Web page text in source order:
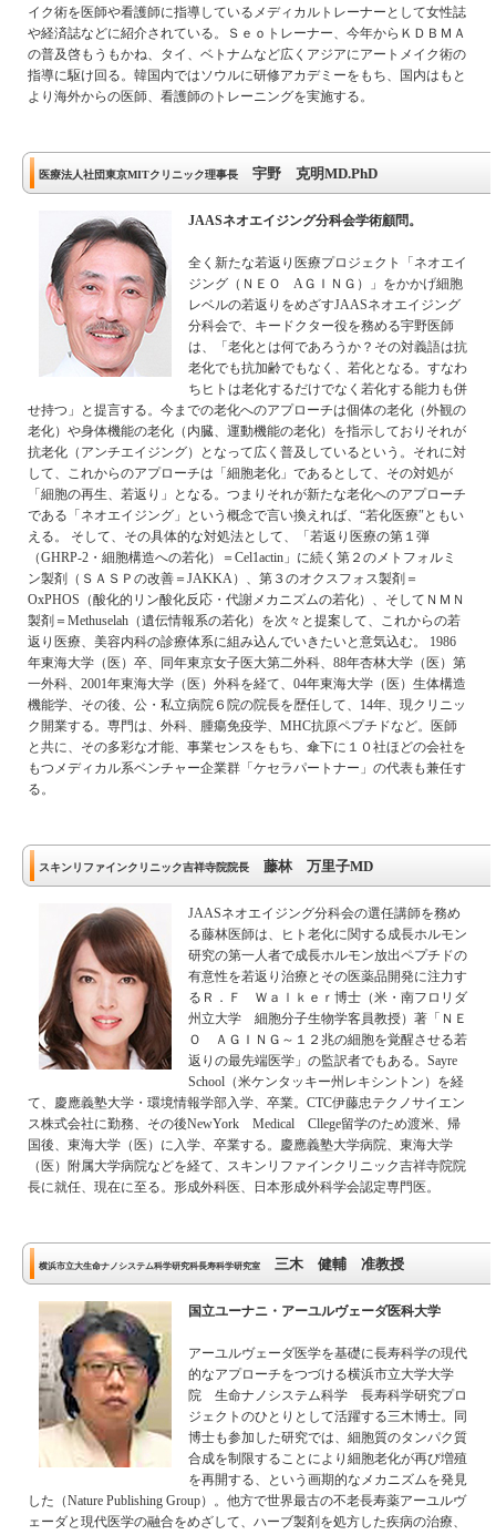
イク術を医師や看護師に指導しているメディカルトレーナーとして女性誌
や経済誌などに紹介されている。Ｓｅｏトレーナー、今年からＫＤＢＭＡ
の普及啓もうもかね、タイ、ベトナムなど広くアジアにアートメイク術の
指導に駆け回る。韓国内ではソウルに研修アカデミーをもち、国内はもと
より海外からの医師、看護師のトレーニングを実施する。
医療法人社団東京MITクリニック理事長 宇野 克明MD.PhD
JAASネオエイジング分科会学術顧問。
全く新たな若返り医療プロジェクト「ネオエイ
ジング（ＮＥＯ AＧＩＮＧ）」をかかげ細胞
レベルの若返りをめざすJAASネオエイジング
分科会で、キードクター役を務める宇野医師
は、「老化とは何であろうか？その対義語は抗
老化でも抗加齢でもなく、若化となる。すなわ
ちヒトは老化するだけでなく若化する能力も併
せ持つ」と提言する。今までの老化へのアプローチは個体の老化（外観の
老化）や身体機能の老化（内臓、運動機能の老化）を指示しておりそれが
抗老化（アンチエイジング）となって広く普及しているという。それに対
して、これからのアプローチは「細胞老化」であるとして、その対処が
「細胞の再生、若返り」となる。つまりそれが新たな老化へのアプローチ
である「ネオエイジング」という概念で言い換えれば、“若化医療″ともい
える。 そして、その具体的な対処法として、「若返り医療の第１弾
（GHRP-2・細胞構造への若化）＝Cel1actin」に続く第２のメトフォルミ
ン製剤（ＳＡＳＰの改善＝JAKKA）、第３のオクスフォス製剤＝
OxPHOS（酸化的リン酸化反応・代謝メカニズムの若化）、そしてＮＭＮ
製剤＝Methuselah（遺伝情報系の若化）を次々と提案して、これからの若
返り医療、美容内科の診療体系に組み込んでいきたいと意気込む。 1986
年東海大学（医）卒、同年東京女子医大第二外科、88年杏林大学（医）第
一外科、2001年東海大学（医）外科を経て、04年東海大学（医）生体構造
機能学、その後、公・私立病院６院の院長を歴任して、14年、現クリニッ
ク開業する。専門は、外科、腫瘍免疫学、MHC抗原ペプチドなど。医師
と共に、その多彩な才能、事業センスをもち、傘下に１０社ほどの会社を
もつメディカル系ベンチャー企業群「ケセラパートナー」の代表も兼任す
る。
スキンリファインクリニック吉祥寺院院長 藤林 万里子MD
JAASネオエイジング分科会の選任講師を務め
る藤林医師は、ヒト老化に関する成長ホルモン
研究の第一人者で成長ホルモン放出ペプチドの
有意性を若返り治療とその医薬品開発に注力す
るＲ．Ｆ Ｗａｌｋｅｒ博士（米・南フロリダ
州立大学 細胞分子生物学客員教授）著「ＮＥ
Ｏ ＡＧＩＮＧ～１２兆の細胞を覚醒させる若
返りの最先端医学」の監訳者でもある。Sayre
School（米ケンタッキー州レキシントン）を経
て、慶應義塾大学・環境情報学部入学、卒業。CTC伊藤忠テクノサイエン
ス株式会社に勤務、その後NewYork Medical Cllege留学のため渡米、帰
国後、東海大学（医）に入学、卒業する。慶應義塾大学病院、東海大学
（医）附属大学病院などを経て、スキンリファインクリニック吉祥寺院院
長に就任、現在に至る。形成外科医、日本形成外科学会認定専門医。
横浜市立大生命ナノシステム科学研究科長寿科学研究室 三木 健輔 准教授
国立ユーナニ・アーユルヴェーダ医科大学
アーユルヴェーダ医学を基礎に長寿科学の現代
的なアプローチをつづける横浜市立大学大学
院 生命ナノシステム科学 長寿科学研究プロ
ジェクトのひとりとして活躍する三木博士。同
博士も参加した研究では、細胞質のタンパク質
合成を制限することにより細胞老化が再び増殖
を再開する、という画期的なメカニズムを発見
した（Nature Publishing Group）。他方で世界最古の不老長寿薬アーユルヴ
ェーダと現代医学の融合をめざして、ハーブ製剤を処方した疾病の治療、